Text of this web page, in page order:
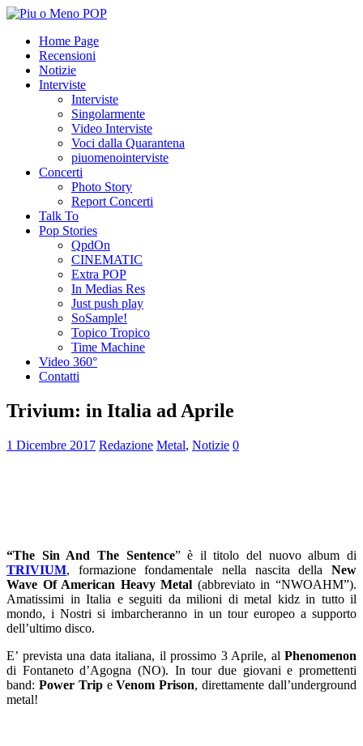
Home Page
Recensioni
Notizie
Interviste
Interviste
Singolarmente
Video Interviste
Voci dalla Quarantena
piuomenointerviste
Concerti
Photo Story
Report Concerti
Talk To
Pop Stories
QpdOn
CINEMATIC
Extra POP
In Medias Res
Just push play
SoSample!
Topico Tropico
Time Machine
Video 360°
Contatti
Trivium: in Italia ad Aprile
1 Dicembre 2017 Redazione Metal, Notizie 0
“The Sin And The Sentence” è il titolo del nuovo album di
TRIVIUM, formazione fondamentale nella nascita della New
Wave Of American Heavy Metal (abbreviato in “NWOAHM”).
Amatissimi in Italia e seguiti da milioni di metal kidz in tutto il
mondo, i Nostri si imbarcheranno in un tour europeo a supporto
dell’ultimo disco.
E’ prevista una data italiana, il prossimo 3 Aprile, al Phenomenon
di Fontaneto d’Agogna (NO). In tour due giovani e promettenti
band: Power TripeVenom Prison, direttamente dall’underground
metal!